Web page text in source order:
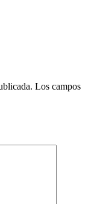
Los campos